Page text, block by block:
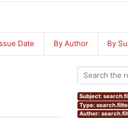
Date By Author By
Subject:
Type:
Author: